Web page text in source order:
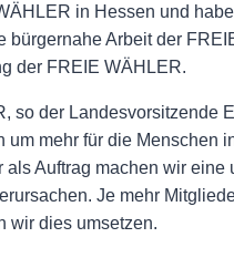
in Hessen und
Arbeit der
der FREIE WÄHLER.
der Landesvorsitzende
mehr für die Menschen
Auftrag machen wir
Je mehr
wir dies umsetzen.